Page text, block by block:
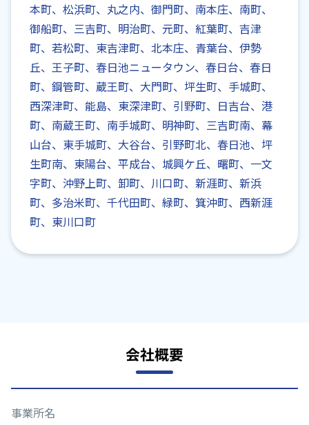
本町、松浜町、丸之内、御門町、南本庄、南町、
御船町、三吉町、明治町、元町、紅葉町、吉津
町、若松町、東吉津町、北本庄、青葉台、伊勢
丘、王子町、春日池ニュータウン、春日台、春日
町、鋼管町、蔵王町、大門町、坪生町、手城町、
西深津町、能島、東深津町、引野町、日吉台、港
町、南蔵王町、南手城町、明神町、三吉町南、幕
山台、東手城町、大谷台、引野町北、春日池、坪
生町南、東陽台、平成台、城興ケ丘、曙町、一文
字町、沖野上町、卸町、川口町、新涯町、新浜
町、多治米町、千代田町、緑町、箕沖町、西新涯
町、東川口町
会社概要
事業所名